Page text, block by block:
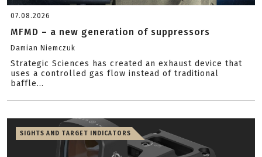
07.08.2026
MFMD – a new generation of suppressors
Damian Niemczuk
Strategic Sciences has created an exhaust device that
uses a controlled gas flow instead of traditional
baffle...
SIGHTS AND TARGET INDICATORS